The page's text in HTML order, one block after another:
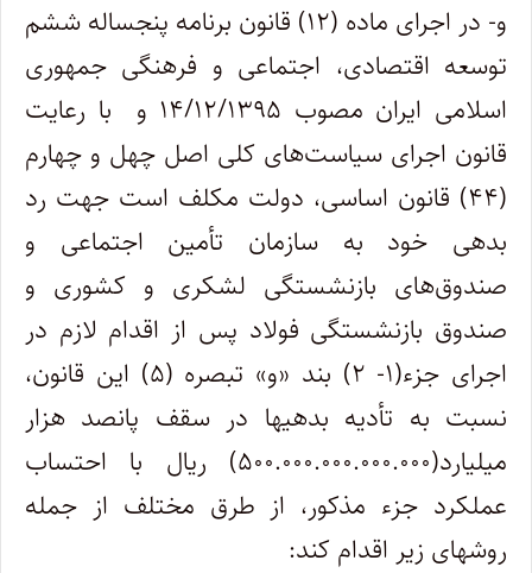
و- در اجرای ماده (۱۲) قانون برنامه پنجساله ششم
توسعه اقتصادی، اجتماعی و فرهنگی جمهوری
اسلامی ایران مصوب ۱۴/۱۲/۱۳۹۵ و با رعایت
قانون اجرای سیاست‌های کلی اصل چهل و چهارم
(۴۴) قانون اساسی، دولت مکلف است جهت رد
بدهی خود به سازمان تأمین اجتماعی و
صندوق‌های بازنشستگی لشکری و کشوری و
صندوق بازنشستگی فولاد پس از اقدام لازم در
اجرای جزء(۱- ۲) بند «و» تبصره (۵) این قانون،
نسبت به تأدیه بدهیها در سقف پانصد هزار
میلیارد(۵۰۰.۰۰۰.۰۰۰.۰۰۰.۰۰۰) ریال با احتساب
عملکرد جزء مذکور، از طرق مختلف از جمله
روشهای زیر اقدام کند: